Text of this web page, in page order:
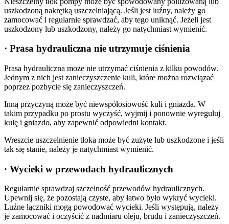
uszkodzoną nakrętką uszczelniającą. Jeśli jest luźny, należy go
zamocować i regularnie sprawdzać, aby tego uniknąć. Jeżeli jest
uszkodzony lub uszkodzony, należy go natychmiast wymienić.
· Prasa hydrauliczna nie utrzymuje ciśnienia
Prasa hydrauliczna może nie utrzymać ciśnienia z kilku powodów.
Jednym z nich jest zanieczyszczenie kuli, które można rozwiązać
poprzez pozbycie się zanieczyszczeń.
Inną przyczyną może być niewspółosiowość kuli i gniazda. W
takim przypadku po prostu wyczyść, wyjmij i ponownie wyreguluj
kulę i gniazdo, aby zapewnić odpowiedni kontakt.
Wreszcie uszczelnienie tłoka może być zużyte lub uszkodzone i jeśli
tak się stanie, należy je natychmiast wymienić.
· Wycieki w przewodach hydraulicznych
Regularnie sprawdzaj szczelność przewodów hydraulicznych.
Upewnij się, że pozostają czyste, aby łatwo było wykryć wycieki.
Luźne łączniki mogą powodować wycieki. Jeśli występują, należy
je zamocować i oczyścić z nadmiaru oleju, brudu i zanieczyszczeń.